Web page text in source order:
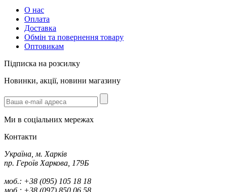
О нас
Оплата
Доставка
Обмін та повернення товару
Оптовикам
Підписка на розсилку
Новинки, акції, новини магазину
Ми в соціальних мережах
Контакти
Україна, м. Харків
пр. Героїв Харкова, 179Б
моб.: +38 (095) 105 18 18
моб.: +38 (097) 850 06 58